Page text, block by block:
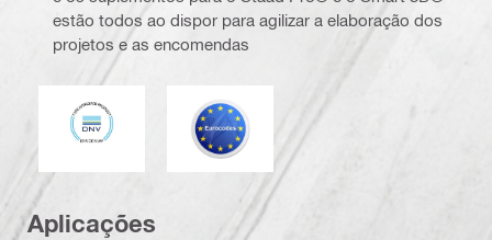
estão todos ao dispor para agilizar a elaboração dos
projetos e as encomendas
DNV Eurocódigo
Aplicações